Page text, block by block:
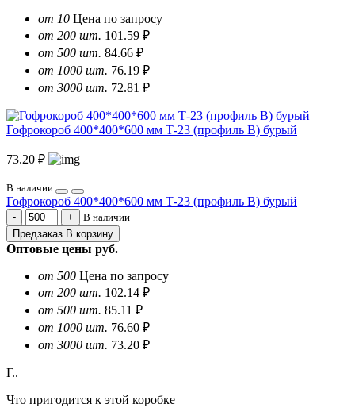
от 10 Цена по запросу
от 200 шт. 101.59 ₽
от 500 шт. 84.66 ₽
от 1000 шт. 76.19 ₽
от 3000 шт. 72.81 ₽
Гофрокороб 400*400*600 мм Т-23 (профиль B) бурый
73.20 ₽
В наличии
Гофрокороб 400*400*600 мм Т-23 (профиль B) бурый
В наличии
Предзаказ В корзину
Оптовые цены руб.
от 500 Цена по запросу
от 200 шт. 102.14 ₽
от 500 шт. 85.11 ₽
от 1000 шт. 76.60 ₽
от 3000 шт. 73.20 ₽
Г..
Что пригодится к этой коробке